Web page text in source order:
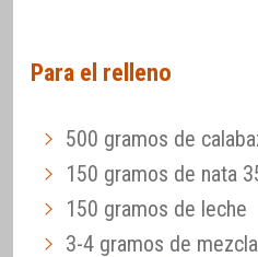
Para el relleno
500 gramos de
150 gramos de nata
150 gramos de leche
3-4 gramos de